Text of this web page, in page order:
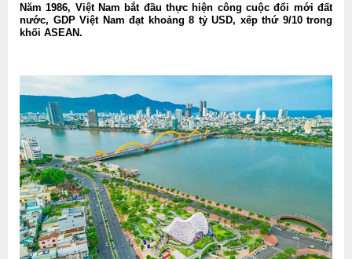
Năm 1986, Việt Nam bắt đầu thực hiện công cuộc đổi mới đất
nước, GDP Việt Nam đạt khoảng 8 tỷ USD, xếp thứ 9/10 trong
khối ASEAN.